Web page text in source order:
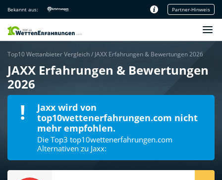
Bekannt aus:
Unsere Redaktion
Partner-Hinweis
Top10 Wettanbieter Vergleich/ JAXX Erfahrungen & Bewertungen 2026
JAXX Erfahrungen & Bewertungen
2026
Jaxx wird von
top10wettenerfahrungen.com nicht
mehr empfohlen.
Die Top3 top10wettenerfahrungen.com
Alternativen zu Jaxx: